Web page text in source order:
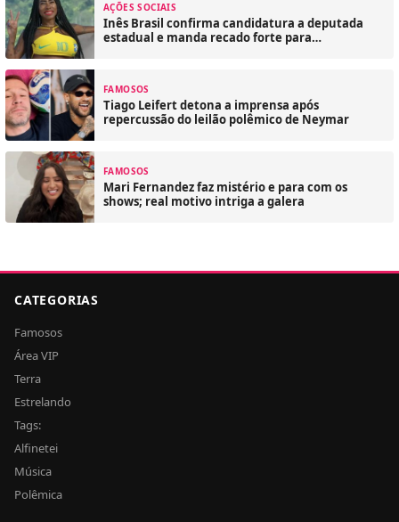
AÇÕES SOCIAIS
Inês Brasil confirma candidatura a deputada
estadual e manda recado forte para
FAMOSOS
Tiago Leifert detona a imprensa após
repercussão do leilão polêmico de Neymar
FAMOSOS
Mari Fernandez faz mistério e para com os
shows; real motivo intriga a galera
CATEGORIAS
Famosos
Área VIP
Terra
Estrelando
Tags:
Alfinetei
Música
Polêmica